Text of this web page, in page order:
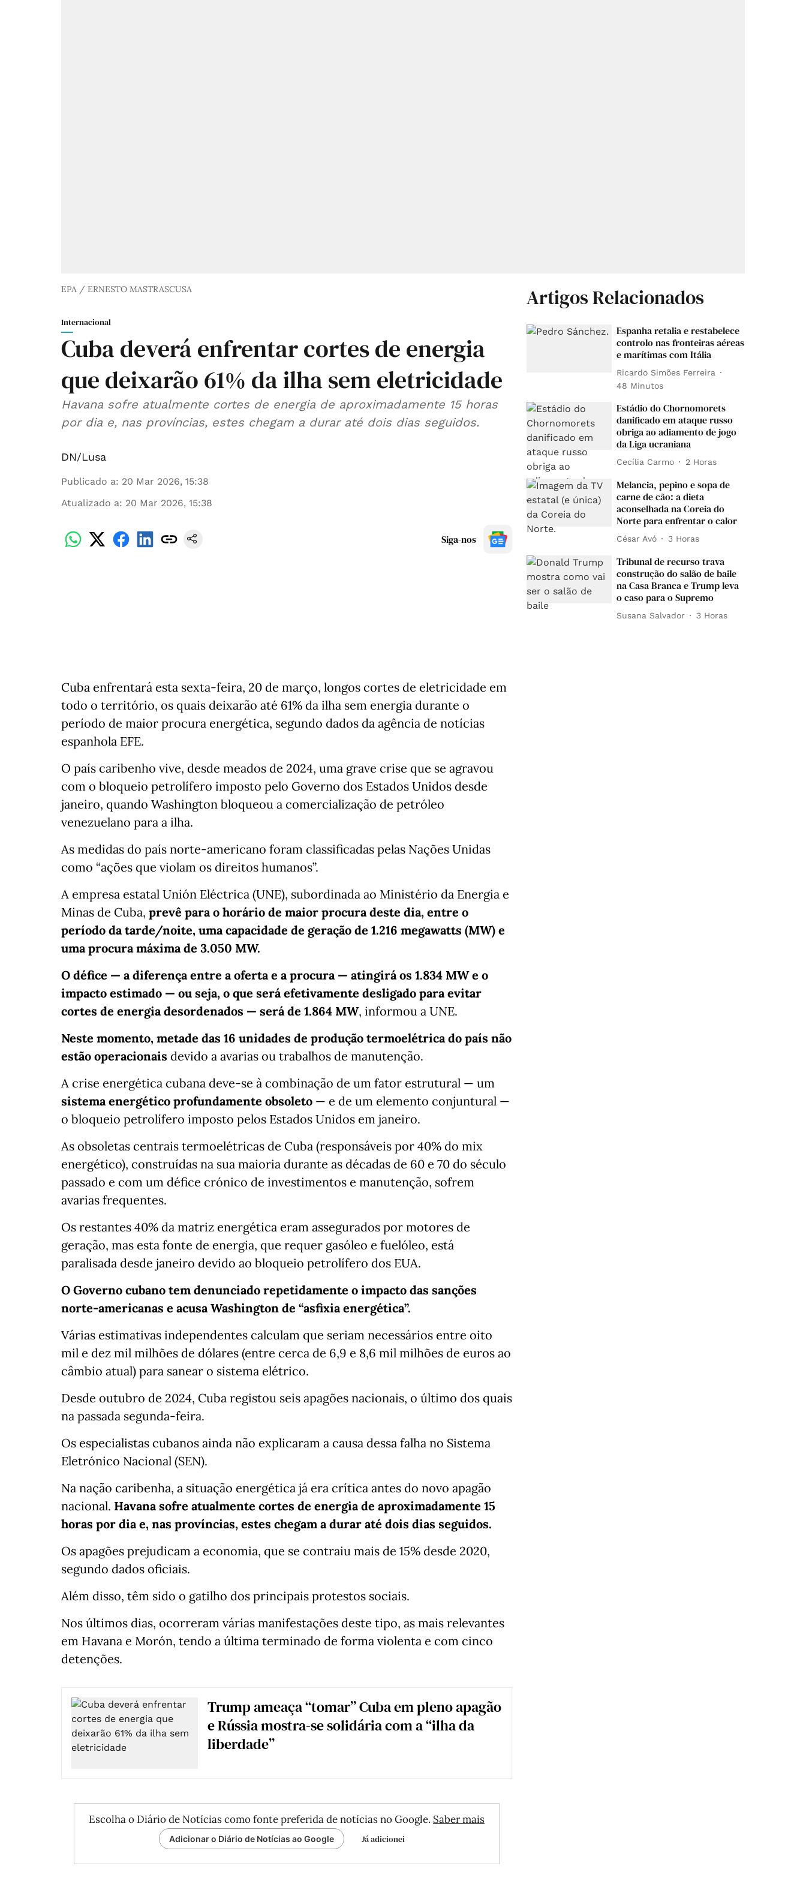
EPA / ERNESTO MASTRASCUSA
Internacional
Cuba deverá enfrentar cortes de energia
que deixarão 61% da ilha sem eletricidade
Havana sofre atualmente cortes de energia de aproximadamente 15 horas
por dia e, nas províncias, estes chegam a durar até dois dias seguidos.
DN/Lusa
Publicado a: 20 Mar 2026, 15:38
Atualizado a: 20 Mar 2026, 15:38
Siga-nos
Cuba enfrentará esta sexta-feira, 20 de março, longos cortes de eletricidade em
todo o território, os quais deixarão até 61% da ilha sem energia durante o
período de maior procura energética, segundo dados da agência de notícias
espanhola EFE.
O país caribenho vive, desde meados de 2024, uma grave crise que se agravou
com o bloqueio petrolífero imposto pelo Governo dos Estados Unidos desde
janeiro, quando Washington bloqueou a comercialização de petróleo
venezuelano para a ilha.
As medidas do país norte-americano foram classificadas pelas Nações Unidas
como “ações que violam os direitos humanos”.
A empresa estatal Unión Eléctrica (UNE), subordinada ao Ministério da Energia e
Minas de Cuba, prevê para o horário de maior procura deste dia, entre o
período da tarde/noite, uma capacidade de geração de 1.216 megawatts (MW) e
uma procura máxima de 3.050 MW.
O défice — a diferença entre a oferta e a procura — atingirá os 1.834 MW e o
impacto estimado — ou seja, o que será efetivamente desligado para evitar
cortes de energia desordenados — será de 1.864 MW, informou a UNE.
Neste momento, metade das 16 unidades de produção termoelétrica do país não
estão operacionais devido a avarias ou trabalhos de manutenção.
A crise energética cubana deve-se à combinação de um fator estrutural — um
sistema energético profundamente obsoleto — e de um elemento conjuntural —
o bloqueio petrolífero imposto pelos Estados Unidos em janeiro.
As obsoletas centrais termoelétricas de Cuba (responsáveis por 40% do mix
energético), construídas na sua maioria durante as décadas de 60 e 70 do século
passado e com um défice crónico de investimentos e manutenção, sofrem
avarias frequentes.
Os restantes 40% da matriz energética eram assegurados por motores de
geração, mas esta fonte de energia, que requer gasóleo e fuelóleo, está
paralisada desde janeiro devido ao bloqueio petrolífero dos EUA.
O Governo cubano tem denunciado repetidamente o impacto das sanções
norte-americanas e acusa Washington de “asfixia energética”.
Várias estimativas independentes calculam que seriam necessários entre oito
mil e dez mil milhões de dólares (entre cerca de 6,9 e 8,6 mil milhões de euros ao
câmbio atual) para sanear o sistema elétrico.
Desde outubro de 2024, Cuba registou seis apagões nacionais, o último dos quais
na passada segunda-feira.
Os especialistas cubanos ainda não explicaram a causa dessa falha no Sistema
Eletrónico Nacional (SEN).
Na nação caribenha, a situação energética já era crítica antes do novo apagão
nacional. Havana sofre atualmente cortes de energia de aproximadamente 15
horas por dia e, nas províncias, estes chegam a durar até dois dias seguidos.
Os apagões prejudicam a economia, que se contraiu mais de 15% desde 2020,
segundo dados oficiais.
Além disso, têm sido o gatilho dos principais protestos sociais.
Nos últimos dias, ocorreram várias manifestações deste tipo, as mais relevantes
em Havana e Morón, tendo a última terminado de forma violenta e com cinco
detenções.
Trump ameaça “tomar” Cuba em pleno apagão
e Rússia mostra-se solidária com a “ilha da
liberdade”
Escolha o Diário de Notícias como fonte preferida de notícias no Google. Saber mais
Adicionar o Diário de Notícias ao Google Já adicionei
Artigos Relacionados
Espanha retalia e restabelece
controlo nas fronteiras aéreas
e marítimas com Itália
Ricardo Simões Ferreira
48 Minutos
Estádio do Chornomorets
danificado em ataque russo
obriga ao adiamento de jogo
da Liga ucraniana
Cecília Carmo 2 Horas
Melancia, pepino e sopa de
carne de cão: a dieta
aconselhada na Coreia do
Norte para enfrentar o calor
César Avó 3 Horas
Tribunal de recurso trava
construção do salão de baile
na Casa Branca e Trump leva
o caso para o Supremo
Susana Salvador 3 Horas